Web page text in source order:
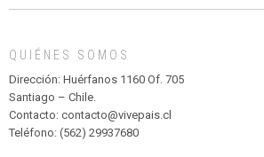
MADAGASCAR
PARQUE
HURATDO
QUIÉNES SOMOS
Dirección: Huérfanos 1160 Of. 705
Santiago – Chile.
Contacto: contacto@vivepais.cl
Teléfono: (562) 29937680